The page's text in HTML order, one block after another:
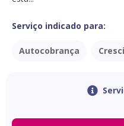
Serviço indicado para:
Autocobrança